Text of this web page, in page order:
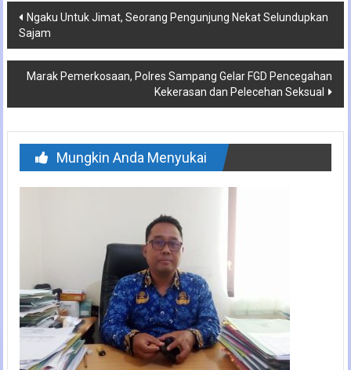
Navigasi
pos
Ngaku Untuk Jimat, Seorang Pengunjung Nekat Selundupkan
Sajam
Marak Pemerkosaan, Polres Sampang Gelar FGD Pencegahan
Kekerasan dan Pelecehan Seksual
Mungkin Anda Menyukai